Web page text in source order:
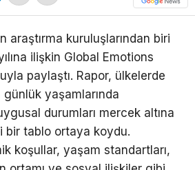
araştırma kuruluşlarından biri
ilişkin Global Emotions
paylaştı. Rapor, ülkelerde
yaşamlarında
durumları mercek altına
bir tablo ortaya koydu.
koşullar, yaşam standartları,